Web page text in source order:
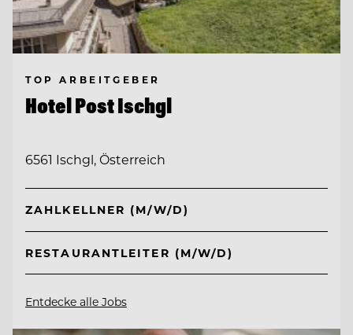
TOP ARBEITGEBER
Hotel Post Ischgl
6561 Ischgl, Österreich
ZAHLKELLNER (M/W/D)
RESTAURANTLEITER (M/W/D)
Entdecke alle Jobs